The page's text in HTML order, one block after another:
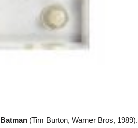
Batman (Tim Burton, Warner Bros, 1989).